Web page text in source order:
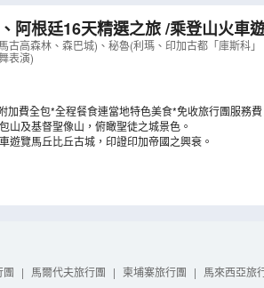
阿根廷16天精選之旅 /乘登山火車
神秘線條/住宿於伊瓜蘇大瀑布區內
暢玩【優遊全包】
古高森林、森巴城)、秘魯(利瑪、印加古都「庫斯科
表演)
加費全包*全程餐食連當地特色美食*免收旅行團服務費
山及基督聖像山，俯瞰聖徒之城景色。
遊覽馬丘比丘古城，印證印加帝國之興衰。
團 | 馬爾代夫旅行團 | 柬埔寨旅行團 | 馬來西亞旅